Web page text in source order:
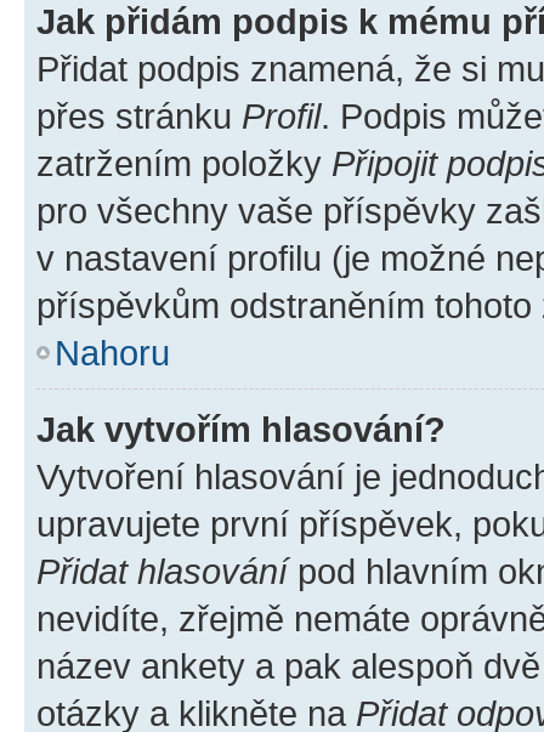
Jak přidám podpis k mému
Přidat podpis znamená, že si
přes stránku Profil. Podpis
zatržením položky Připojit
pro všechny vaše příspěvky
v nastavení profilu (je možné
příspěvkům odstraněním
Nahoru
Jak vytvořím hlasování?
Vytvoření hlasování je
upravujete první příspěvek,
Přidat hlasovánípod hlavním
nevidíte, zřejmě nemáte
název ankety a pak alespoň
otázky a klikněte na Přidat